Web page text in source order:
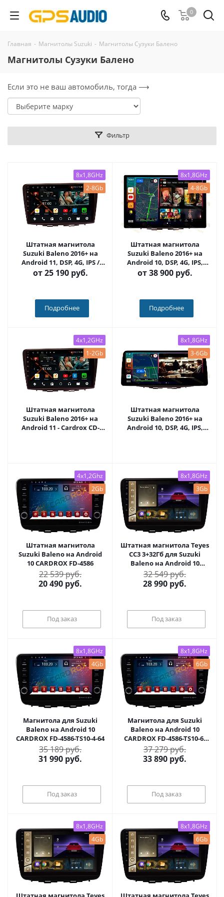
0
Главная - Магнитолы Suzuki - Магнитолы Сузуки Балено
Магнитолы Сузуки Балено
Если это не ваш автомобиль, тогда ⟶
Фильтр
8x1,8GHz
2-8Gb
Штатная магнитола
Suzuki Baleno 2016+ на
Android 11, DSP, 4G, IPS /
QLED 2K, Carplay - Cardrox
CD-4586
от25 190 руб.
Подробнее
8x1,8GHz
4-8Gb
Штатная магнитола
Suzuki Baleno 2016+ на
Android 10, DSP, 4G, IPS,
Carplay - Cardrox CD-4586-
13 (11-13 дюймов)
от38 900 руб.
Подробнее
4x1,2GHz
1-2Gb
Штатная магнитола
Suzuki Baleno 2016+ на
Android 11 - Cardrox CD-
8x1,8GHz
3-6Gb
Штатная магнитола
Suzuki Baleno 2016+ на
Android 10, DSP, 4G, IPS,
4x1,2Ghz
2Gb
Штатная магнитола
Suzuki Baleno на Android
10 CARDROX FD-4586
22 539 руб.
20 490 руб.
Под заказ
8x1,8GHz
3Gb
Штатная магнитола Teyes
CC3 3+32Гб для Suzuki
Baleno на Android 10
(3/32Гб)
32 549 руб.
28 990 руб.
Под заказ
8x1,8GHz
4Gb
Магнитола для Suzuki
Baleno на Android 10
CARDROX FD-4586-TS10-4-64
35 189 руб.
31 990 руб.
Под заказ
8x1,8GHz
6Gb
Магнитола для Suzuki
Baleno на Android 10
CARDROX FD-4586-TS10-6-
128
37 279 руб.
33 890 руб.
Под заказ
8x1,8GHz
4Gb
8x1,8GHz
6Gb